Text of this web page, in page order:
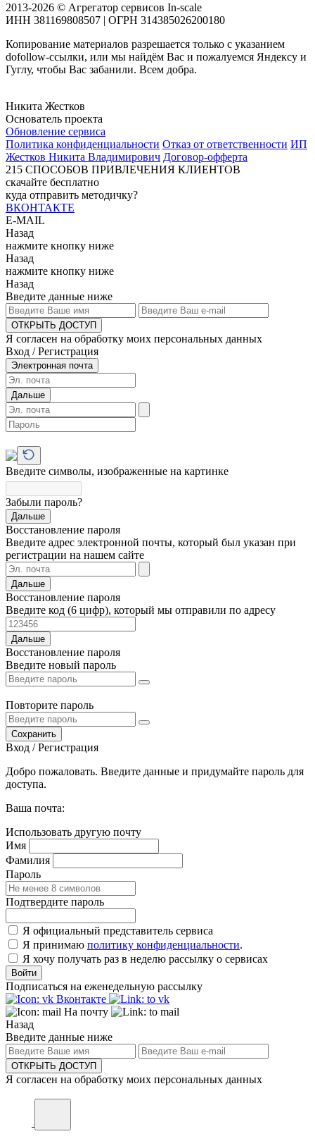
2013-2026 © Агрегатор сервисов In-scale
ИНН 381169808507 | ОГРН 314385026200180
Копирование материалов разрешается только с указанием
dofollow-ссылки, или мы найдём Вас и пожалуемся Яндексу и
Гуглу, чтобы Вас забанили. Всем добра.
Никита Жестков
Основатель проекта
Обновление сервиса
Политика конфиденциальности Отказ от ответственности ИП
Жестков Никита Владимирович Договор-офферта
215 СПОСОБОВ ПРИВЛЕЧЕНИЯ КЛИЕНТОВ
скачайте бесплатно
куда отправить методичку?
ВКОНТАКТЕ
E-MAIL
Назад
нажмите кнопку ниже
Назад
нажмите кнопку ниже
Назад
Введите данные ниже
ОТКРЫТЬ ДОСТУП
Я согласен на обработку моих персональных данных
Вход / Регистрация
Электронная почта
Дальше
Введите символы, изображенные на картинке
Забыли пароль?
Дальше
Восстановление пароля
Введите адрес электронной почты, который был указан при
регистрации на нашем сайте
Дальше
Восстановление пароля
Введите код (6 цифр), который мы отправили по адресу
Дальше
Восстановление пароля
Введите новый пароль
Повторите пароль
Сохранить
Вход / Регистрация
Добро пожаловать. Введите данные и придумайте пароль для
доступа.
Ваша почта:
Использовать другую почту
Имя
Фамилия
Пароль
Подтвердите пароль
Я официальный представитель сервиса
Я принимаю политику конфиденциальности.
Я хочу получать раз в неделю рассылку о сервисах
Войти
Подписаться на еженедельную рассылку
Вконтакте
На почту
Назад
Введите данные ниже
ОТКРЫТЬ ДОСТУП
Я согласен на обработку моих персональных данных